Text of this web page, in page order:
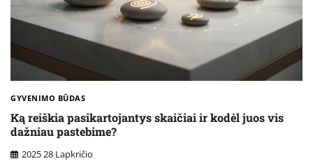
GYVENIMO BŪDAS
Ką reiškia pasikartojantys skaičiai ir kodėl juos vis
dažniau pastebime?
2025 28 Lapkričio